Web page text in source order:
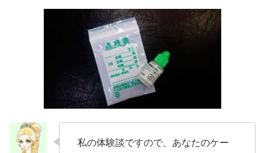
私の体験談ですので、あなたのケー